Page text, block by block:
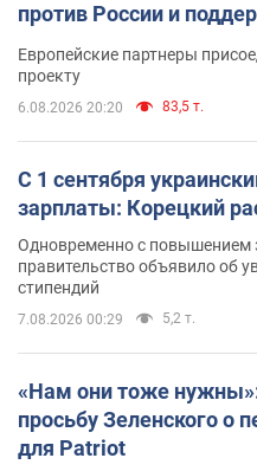
против России и
Европейские партнеры
проекту
6.08.2026 20:20 83,5 т.
С 1 сентября
зарплаты: Корецкий
Одновременно с повышением
правительство объявило об
стипендий
7.08.2026 00:29 5,2 т.
«Нам они тоже
просьбу Зеленского о
для Patriot